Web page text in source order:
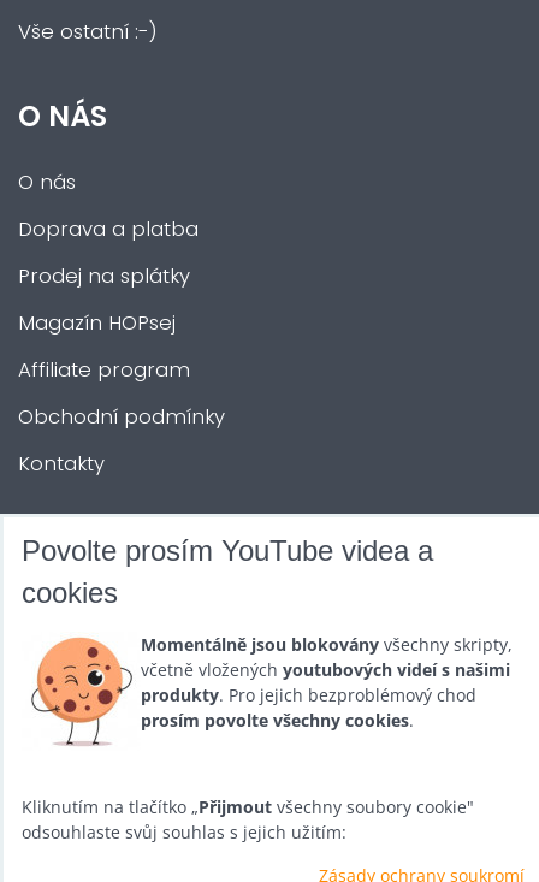
Vše ostatní :-)
O NÁS
O nás
Doprava a platba
Prodej na splátky
Magazín HOPsej
Affiliate program
Obchodní podmínky
Kontakty
DALŠÍ SLUŽBY
Půjčovna
Promotéři
Kurzy a setkání
Velkoobchod
Nabídka práce
Povolte prosím YouTube videa a
cookies
Momentálně jsou blokovány všechny skripty,
včetně vložených youtubových videí s našimi
produkty. Pro jejich bezproblémový chod
prosím povolte všechny cookies.
Kliknutím na tlačítko „Přijmout všechny soubory cookie"
odsouhlaste svůj souhlas s jejich užitím:
Zásady ochrany soukromí